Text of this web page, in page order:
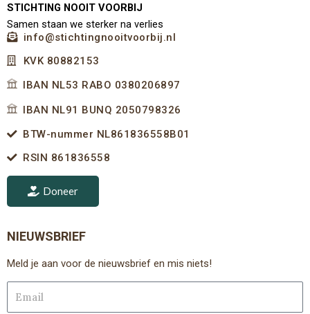
STICHTING NOOIT VOORBIJ
Samen staan we sterker na verlies
info@stichtingnooitvoorbij.nl
KVK 80882153
IBAN NL53 RABO 0380206897
IBAN NL91 BUNQ 2050798326
BTW-nummer NL861836558B01
RSIN 861836558
Doneer
NIEUWSBRIEF
Meld je aan voor de nieuwsbrief en mis niets!